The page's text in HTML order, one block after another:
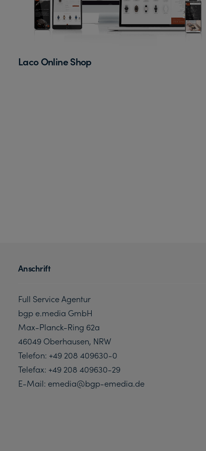
Laco Online Shop
Anschrift
Full Service Agentur
bgp e.media GmbH
Max-Planck-Ring 62a
46049 Oberhausen, NRW
Telefon: +49 208 409630-0
Telefax: +49 208 409630-29
E-Mail: emedia@bgp-emedia.de